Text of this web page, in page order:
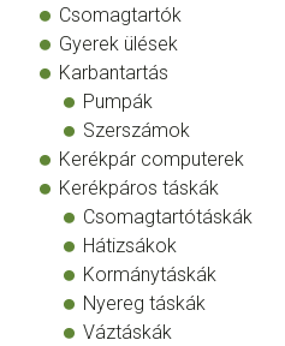
Csomagtartók
Gyerek ülések
Karbantartás
Pumpák
Szerszámok
Kerékpár computerek
Kerékpáros táskák
Csomagtartótáskák
Hátizsákok
Kormánytáskák
Nyereg táskák
Váztáskák